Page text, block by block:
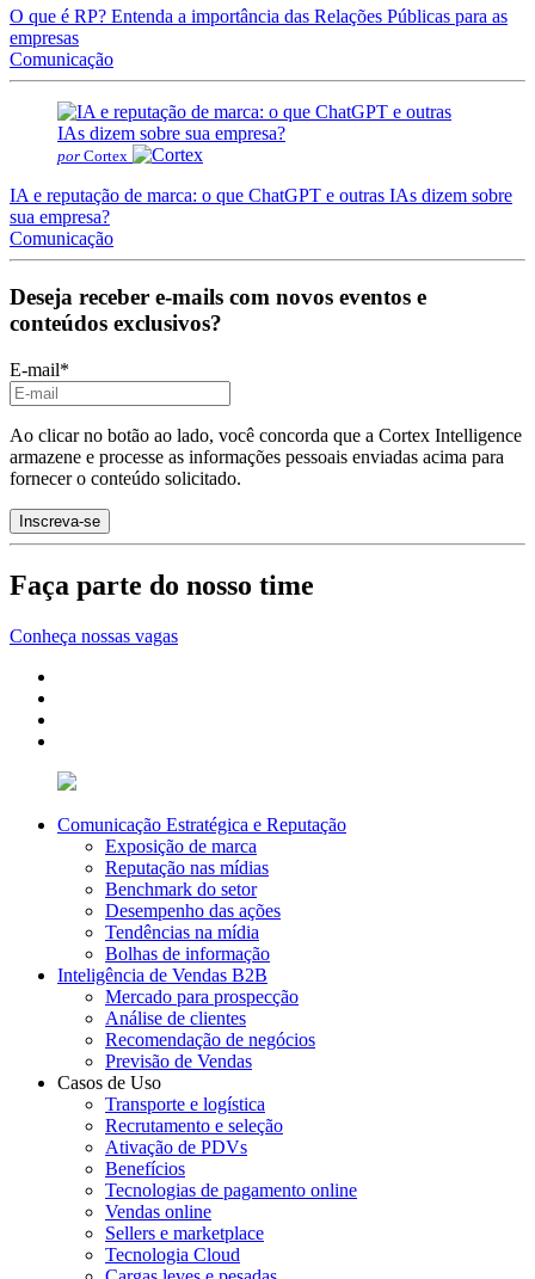
O que é RP? Entenda a importância das Relações Públicas para as
empresas
Comunicação
por Cortex
IA e reputação de marca: o que ChatGPT e outras IAs dizem sobre
sua empresa?
Comunicação
Deseja receber e-mails com novos eventos e
conteúdos exclusivos?
E-mail*
Ao clicar no botão ao lado, você concorda que a Cortex Intelligence
armazene e processe as informações pessoais enviadas acima para
fornecer o conteúdo solicitado.
Faça parte do nosso time
Conheça nossas vagas
Comunicação Estratégica e Reputação
Exposição de marca
Reputação nas mídias
Benchmark do setor
Desempenho das ações
Tendências na mídia
Bolhas de informação
Inteligência de Vendas B2B
Mercado para prospecção
Análise de clientes
Recomendação de negócios
Previsão de Vendas
Casos de Uso
Transporte e logística
Recrutamento e seleção
Ativação de PDVs
Benefícios
Tecnologias de pagamento online
Vendas online
Sellers e marketplace
Tecnologia Cloud